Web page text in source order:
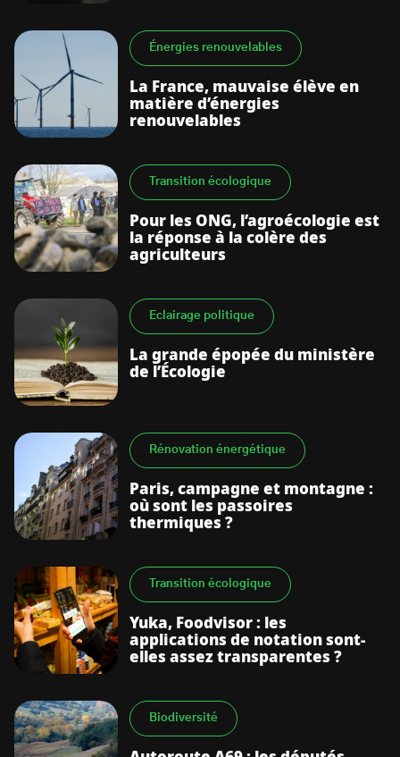
Énergies renouvelables
La France, mauvaise élève en
matière d’énergies
renouvelables
Transition écologique
Pour les ONG, l’agroécologie est
la réponse à la colère des
agriculteurs
Eclairage politique
La grande épopée du ministère
de l’Écologie
Rénovation énergétique
Paris, campagne et montagne :
où sont les passoires
thermiques ?
Transition écologique
Yuka, Foodvisor : les
applications de notation sont-
elles assez transparentes ?
Biodiversité